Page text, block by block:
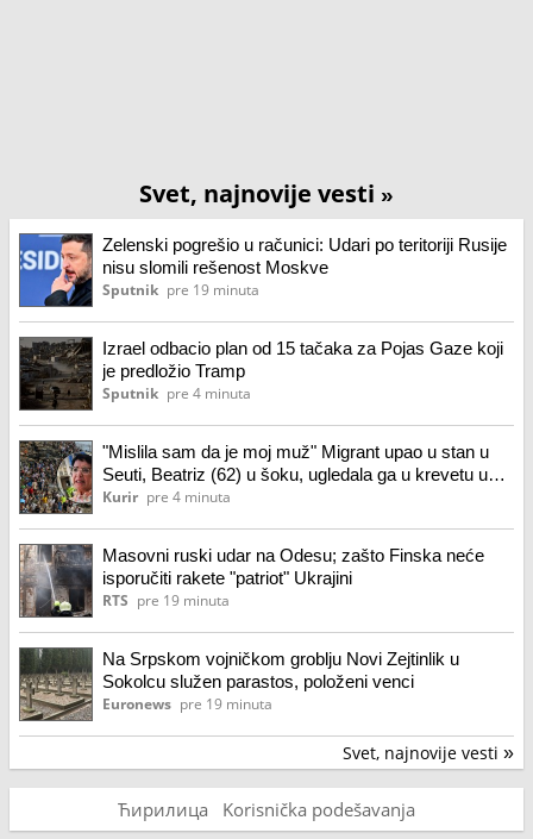
Svet, najnovije vesti »
Zelenski pogrešio u računici: Udari po teritoriji Rusije
nisu slomili rešenost Moskve
Sputnik pre 19 minuta
Izrael odbacio plan od 15 tačaka za Pojas Gaze koji
je predložio Tramp
Sputnik pre 4 minuta
"Mislila sam da je moj muž" Migrant upao u stan u
Seuti, Beatriz (62) u šoku, ugledala ga u krevetu u
ovom izdanju, pa zavrištala: Suprug uleteo, nastala
Kurir pre 4 minuta
Masovni ruski udar na Odesu; zašto Finska neće
isporučiti rakete "patriot" Ukrajini
RTS pre 19 minuta
Na Srpskom vojničkom groblju Novi Zejtinlik u
Sokolcu služen parastos, položeni venci
Euronews pre 19 minuta
Svet, najnovije vesti »
Ћирилица Korisnička podešavanja